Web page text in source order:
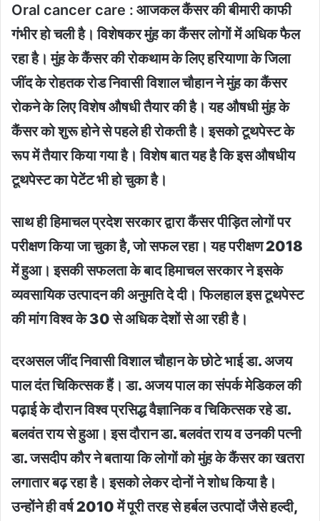
Oral cancer care : आजकल कैंसर की बीमारी काफी
गंभीर हो चली है। विशेषकर मुंह का कैंसर लोगों में अधिक फैल
रहा है। मुंह के कैंसर की रोकथाम के लिए हरियाणा के जिला
जींद के रोहतक रोड निवासी विशाल चौहान ने मुंह का कैंसर
रोकने के लिए विशेष औषधी तैयार की है। यह औषधी मुंह के
कैंसर को शुरू होने से पहले ही रोकती है। इसको टूथपेस्ट के
रूप में तैयार किया गया है। विशेष बात यह है कि इस औषधीय
टूथपेस्ट का पेटेंट भी हो चुका है।
साथ ही हिमाचल प्रदेश सरकार द्वारा कैंसर पीड़ित लोगों पर
परीक्षण किया जा चुका है, जो सफल रहा। यह परीक्षण 2018
में हुआ। इसकी सफलता के बाद हिमाचल सरकार ने इसके
व्यवसायिक उत्पादन की अनुमति दे दी। फिलहाल इस टूथपेस्ट
की मांग विश्व के 30 से अधिक देशों से आ रही है।
दरअसल जींद निवासी विशाल चौहान के छोटे भाई डा. अजय
पाल दंत चिकित्सक हैं। डा. अजय पाल का संपर्क मेडिकल की
पढ़ाई के दौरान विश्व प्रसिद्ध वैज्ञानिक व चिकित्सक रहे डा.
बलवंत राय से हुआ। इस दौरान डा. बलवंत राय व उनकी पत्नी
डा. जसदीप कौर ने बताया कि लोगों को मुंह के कैंसर का खतरा
लगातार बढ़ रहा है। इसको लेकर दोनों ने शोध किया है।
उन्होंने ही वर्ष 2010 में पूरी तरह से हर्बल उत्पादों जैसे हल्दी,